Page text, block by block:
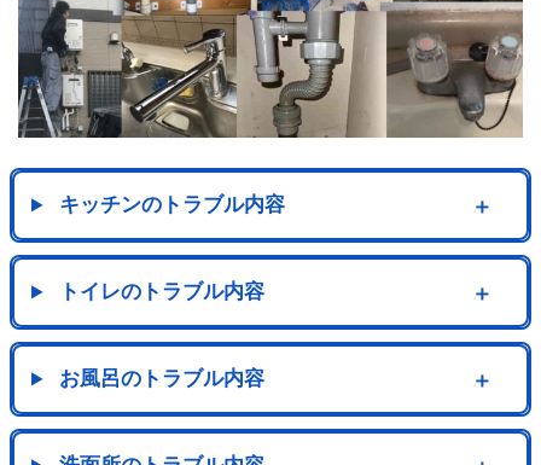
キッチンのトラブル内容 ＋
トイレのトラブル内容 ＋
お風呂のトラブル内容 ＋